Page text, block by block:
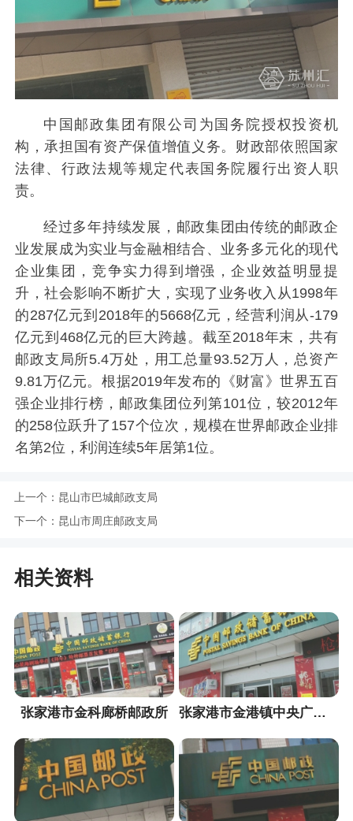
中国邮政集团有限公司为国务院授权投资机
构，承担国有资产保值增值义务。财政部依照国家
法律、行政法规等规定代表国务院履行出资人职
责。
经过多年持续发展，邮政集团由传统的邮政企
业发展成为实业与金融相结合、业务多元化的现代
企业集团，竞争实力得到增强，企业效益明显提
升，社会影响不断扩大，实现了业务收入从1998年
的287亿元到2018年的5668亿元，经营利润从-179
亿元到468亿元的巨大跨越。截至2018年末，共有
邮政支局所5.4万处，用工总量93.52万人，总资产
9.81万亿元。根据2019年发布的《财富》世界五百
强企业排行榜，邮政集团位列第101位，较2012年
的258位跃升了157个位次，规模在世界邮政企业排
名第2位，利润连续5年居第1位。
上一个： 昆山市巴城邮政支局
下一个： 昆山市周庄邮政支局
相关资料
张家港市金科廊桥邮政所 张家港市金港镇中央广场邮政所